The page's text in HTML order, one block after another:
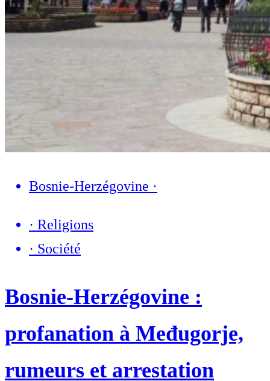
Bosnie-Herzégovine ·
· Religions
· Société
Bosnie-Herzégovine :
profanation à Međugorje,
rumeurs et arrestation